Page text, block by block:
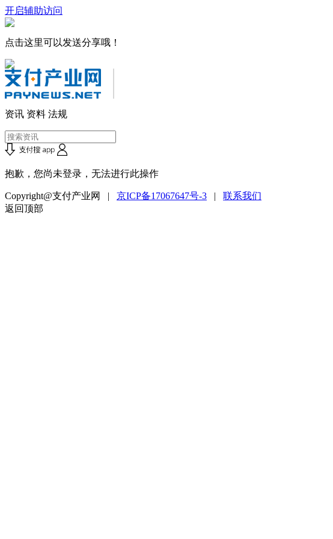
开启辅助访问
点击这里可以发送分享哦！
资讯 资料 法规
抱歉，您尚未登录，无法进行此操作
Copyright@支付产业网 | 京ICP备17067647号-3 | 联系我们
返回顶部